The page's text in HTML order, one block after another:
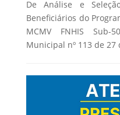
De Análise e
Beneficiários do
MCMV FNHIS Sub-
Municipal nº 113 de 27